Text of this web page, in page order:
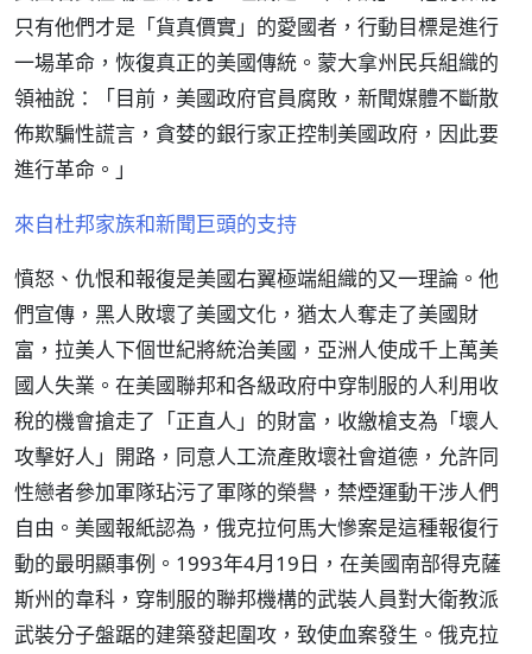
只有他們才是「貨真價實」的愛國者，行動目標是進行
一場革命，恢復真正的美國傳統。蒙大拿州民兵組織的
領袖說：「目前，美國政府官員腐敗，新聞媒體不斷散
佈欺騙性謊言，貪婪的銀行家正控制美國政府，因此要
進行革命。」
來自杜邦家族和新聞巨頭的支持
憤怒、仇恨和報復是美國右翼極端組織的又一理論。他
們宣傳，黑人敗壞了美國文化，猶太人奪走了美國財
富，拉美人下個世紀將統治美國，亞洲人使成千上萬美
國人失業。在美國聯邦和各級政府中穿制服的人利用收
稅的機會搶走了「正直人」的財富，收繳槍支為「壞人
攻擊好人」開路，同意人工流產敗壞社會道德，允許同
性戀者參加軍隊玷污了軍隊的榮譽，禁煙運動干涉人們
自由。美國報紙認為，俄克拉何馬大慘案是這種報復行
動的最明顯事例。1993年4月19日，在美國南部得克薩
斯州的韋科，穿制服的聯邦機構的武裝人員對大衛教派
武裝分子盤踞的建築發起圍攻，致使血案發生。俄克拉